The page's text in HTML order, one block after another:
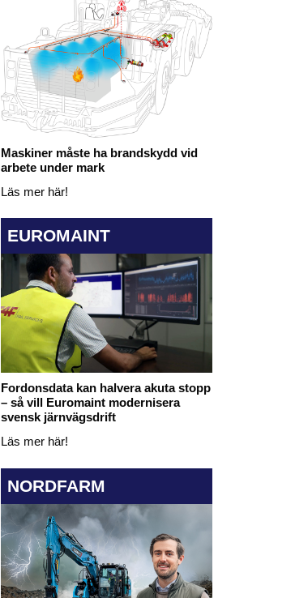
Maskiner måste ha brandskydd vid
arbete under mark
Läs mer här!
EUROMAINT
Fordonsdata kan halvera akuta stopp
– så vill Euromaint modernisera
svensk järnvägsdrift
Läs mer här!
NORDFARM